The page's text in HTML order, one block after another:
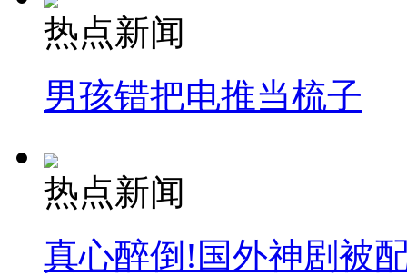
热点新闻
男孩错把电推当梳子
热点新闻
真心醉倒!国外神剧被